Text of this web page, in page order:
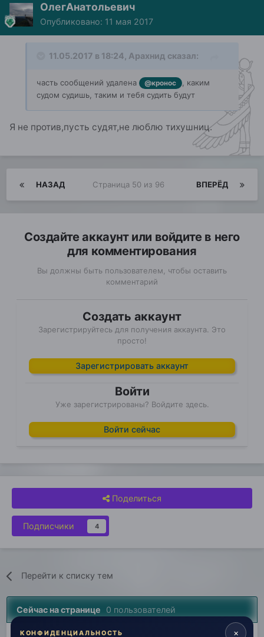
ОлегАнатольевич
Опубликовано: 11 мая 2017
11.05.2017 в 18:24, Арахнид сказал:
часть сообщений удалена @кронос
, каким
судом судишь, таким и тебя судить будут
Я не против,пусть судят,не люблю тихушниц.
НАЗАД ВПЕРЁД
Страница 50 из 96
Создайте аккаунт или войдите в него
для комментирования
Вы должны быть пользователем, чтобы оставить
комментарий
Создать аккаунт
Зарегистрируйтесь для получения аккаунта. Это
просто!
Зарегистрировать аккаунт
Войти
Уже зарегистрированы? Войдите здесь.
Войти сейчас
Поделиться
Подписчики 4
Перейти к списку тем
Сейчас на странице 0 пользователей
Нет пользователей, просматривающих эту страницу.×
КОНФИДЕНЦИАЛЬНОСТЬ